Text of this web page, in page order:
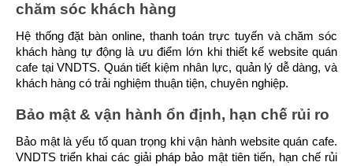
chăm sóc khách hàng
Hệ thống đặt bàn online, thanh toán trực tuyến và chăm sóc
khách hàng tự động là ưu điểm lớn khi thiết kế website quán
cafe tại VNDTS. Quán tiết kiệm nhân lực, quản lý dễ dàng, và
khách hàng có trải nghiệm thuận tiện, chuyên nghiệp.
Bảo mật & vận hành ổn định, hạn chế rủi ro
Bảo mật là yếu tố quan trọng khi vận hành website quán cafe.
VNDTS triển khai các giải pháp bảo mật tiên tiến, hạn chế rủi